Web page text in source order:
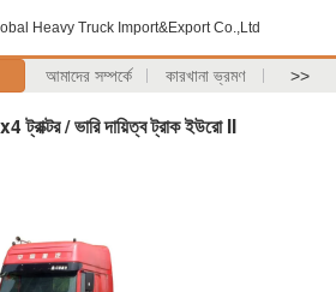
Heavy Truck Import&Export Co.,Ltd
আমাদের সম্পর্কে কারখানা ভ্রমণ >>
/ ভারি দায়িত্ব ট্রাক ইউরো II